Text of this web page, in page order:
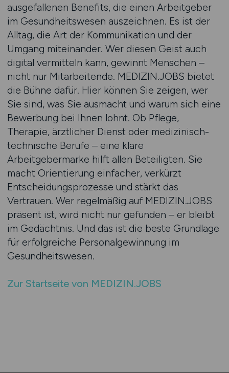
ausgefallenen Benefits, die einen Arbeitgeber
im Gesundheitswesen auszeichnen. Es ist der
Alltag, die Art der Kommunikation und der
Umgang miteinander. Wer diesen Geist auch
digital vermitteln kann, gewinnt Menschen –
nicht nur Mitarbeitende. MEDIZIN.JOBS bietet
die Bühne dafür. Hier können Sie zeigen, wer
Sie sind, was Sie ausmacht und warum sich eine
Bewerbung bei Ihnen lohnt. Ob Pflege,
Therapie, ärztlicher Dienst oder medizinisch-
technische Berufe – eine klare
Arbeitgebermarke hilft allen Beteiligten. Sie
macht Orientierung einfacher, verkürzt
Entscheidungsprozesse und stärkt das
Vertrauen. Wer regelmäßig auf MEDIZIN.JOBS
präsent ist, wird nicht nur gefunden – er bleibt
im Gedächtnis. Und das ist die beste Grundlage
für erfolgreiche Personalgewinnung im
Gesundheitswesen.
Zur Startseite von MEDIZIN.JOBS